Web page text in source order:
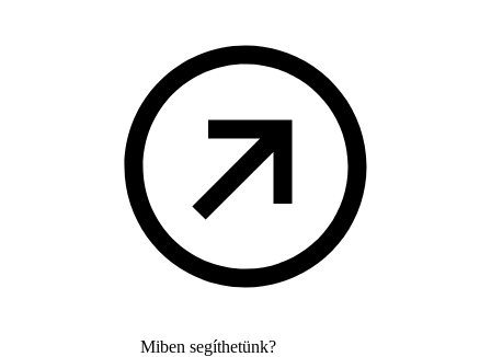
Miben segíthetünk?